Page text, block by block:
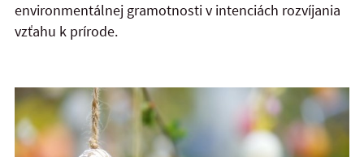
environmentálnej gramotnosti v intenciách rozvíjania
vzťahu k prírode.